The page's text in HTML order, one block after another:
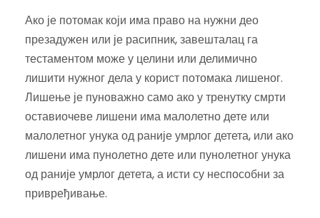
Ако је потомак који има право на нужни део
презадужен или је расипник, завешталац га
тестаментом може у целини или делимично
лишити нужног дела у корист потомака лишеног.
Лишење је пуноважно само ако у тренутку смрти
оставиочеве лишени има малолетно дете или
малолетног унука од раније умрлог детета, или ако
лишени има пунолетно дете или пунолетног унука
од раније умрлог детета, а исти су неспособни за
привређивање.